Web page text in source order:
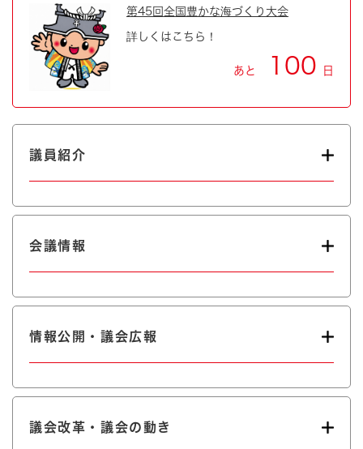
第45回全国豊かな海づくり大会
詳しくはこちら！
あと 100 日
議員紹介
会議情報
情報公開・議会広報
議会改革・議会の動き